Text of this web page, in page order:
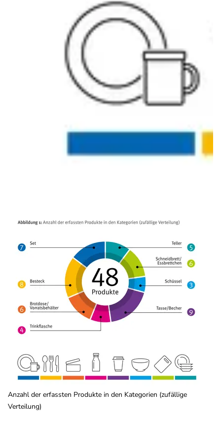
Anzahl der erfassten Produkte in den Kategorien (zufällige
Verteilung)